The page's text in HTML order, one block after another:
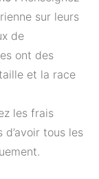
sur leurs
de
ont des
et la race
les frais
tous les